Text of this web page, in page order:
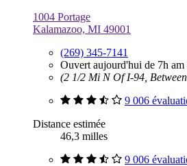
1004 Portage
Kalamazoo, MI 49001
(269) 345-7141
Ouvert aujourd'hui de 7h am
(2 1/2 Mi N Of I-94,
9 006
Distance estimée
46,3 milles
9 006